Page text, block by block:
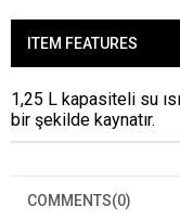
ITEM FEATURES
1,25 L kapasiteli su
bir şekilde kaynatır.
COMMENTS(0)